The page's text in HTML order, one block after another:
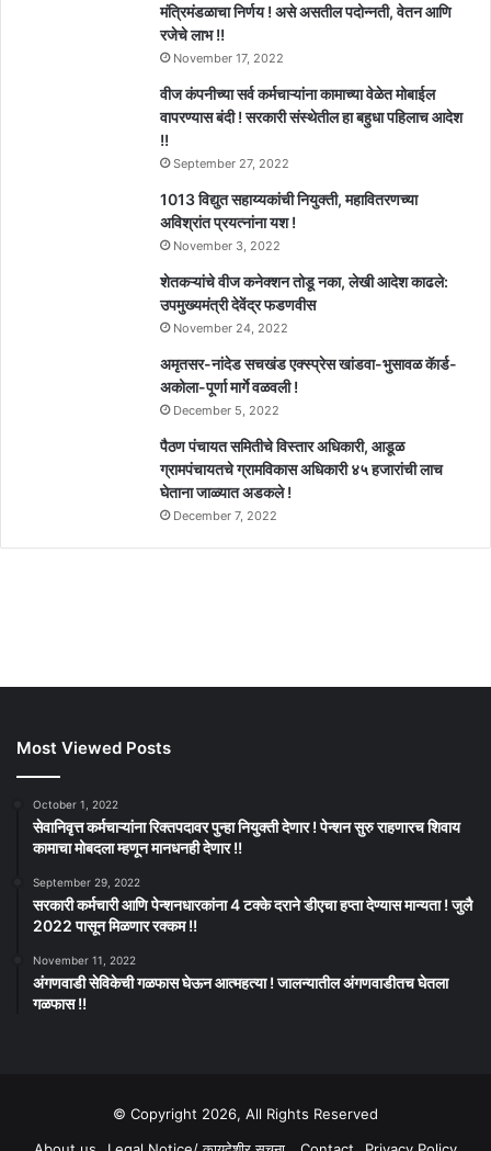
मंत्रिमंडळाचा निर्णय ! असे असतील पदोन्नती, वेतन आणि
रजेचे लाभ !!
November 17, 2022
वीज कंपनीच्या सर्व कर्मचाऱ्यांना कामाच्या वेळेत मोबाईल
वापरण्यास बंदी ! सरकारी संस्थेतील हा बहुधा पहिलाच आदेश
!!
September 27, 2022
1013 विद्युत सहाय्यकांची नियुक्ती, महावितरणच्या
अविश्रांत प्रयत्नांना यश !
November 3, 2022
शेतकऱ्यांचे वीज कनेक्शन तोडू नका, लेखी आदेश काढले:
उपमुख्यमंत्री देवेंद्र फडणवीस
November 24, 2022
अमृतसर-नांदेड सचखंड एक्स्प्रेस खांडवा-भुसावळ कॅार्ड-
अकोला-पूर्णा मार्गे वळवली !
December 5, 2022
पैठण पंचायत समितीचे विस्तार अधिकारी, आडूळ
ग्रामपंचायतचे ग्रामविकास अधिकारी ४५ हजारांची लाच
घेताना जाळ्यात अडकले !
December 7, 2022
Most Viewed Posts
October 1, 2022
सेवानिवृत्त कर्मचाऱ्यांना रिक्तपदावर पुन्हा नियुक्ती देणार ! पेन्शन सुरु राहणारच शिवाय
कामाचा मोबदला म्हणून मानधनही देणार !!
September 29, 2022
सरकारी कर्मचारी आणि पेन्शनधारकांना 4 टक्के दराने डीएचा हप्ता देण्यास मान्यता ! जुलै
2022 पासून मिळणार रक्कम !!
November 11, 2022
अंगणवाडी सेविकेची गळफास घेऊन आत्महत्या ! जालन्यातील अंगणवाडीतच घेतला
गळफास !!
© Copyright 2026, All Rights Reserved